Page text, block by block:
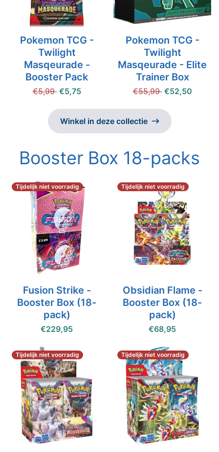
Pokemon TCG -
Twilight
Masqeurade -
Booster Pack
€5,99 €5,75
Pokemon TCG -
Twilight
Masqeurade - Elite
Trainer Box
€55,99 €52,50
Winkel in deze collectie
Booster Box 18-packs
Fusion Strike -
Booster Box (18-
pack)
€229,95
Tijdelijk niet voorradig
Obsidian Flame -
Booster Box (18-
pack)
€68,95
Tijdelijk niet voorradig
Tijdelijk niet voorradig Tijdelijk niet voorradig